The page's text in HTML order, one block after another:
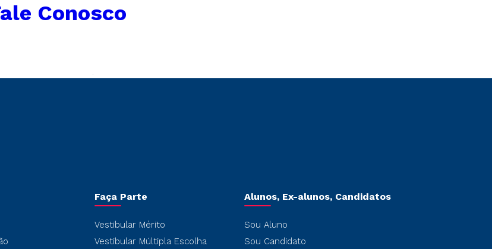
Conosco
Faça Parte
Vestibular Mérito
Vestibular Múltipla Escolha
Alunos, Ex-alunos, Candidatos
Sou Aluno
Sou Candidato